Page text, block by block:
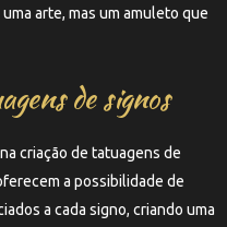
arte, mas um amuleto que
de signos
criação de tatuagens de
a possibilidade de
a cada signo, criando uma